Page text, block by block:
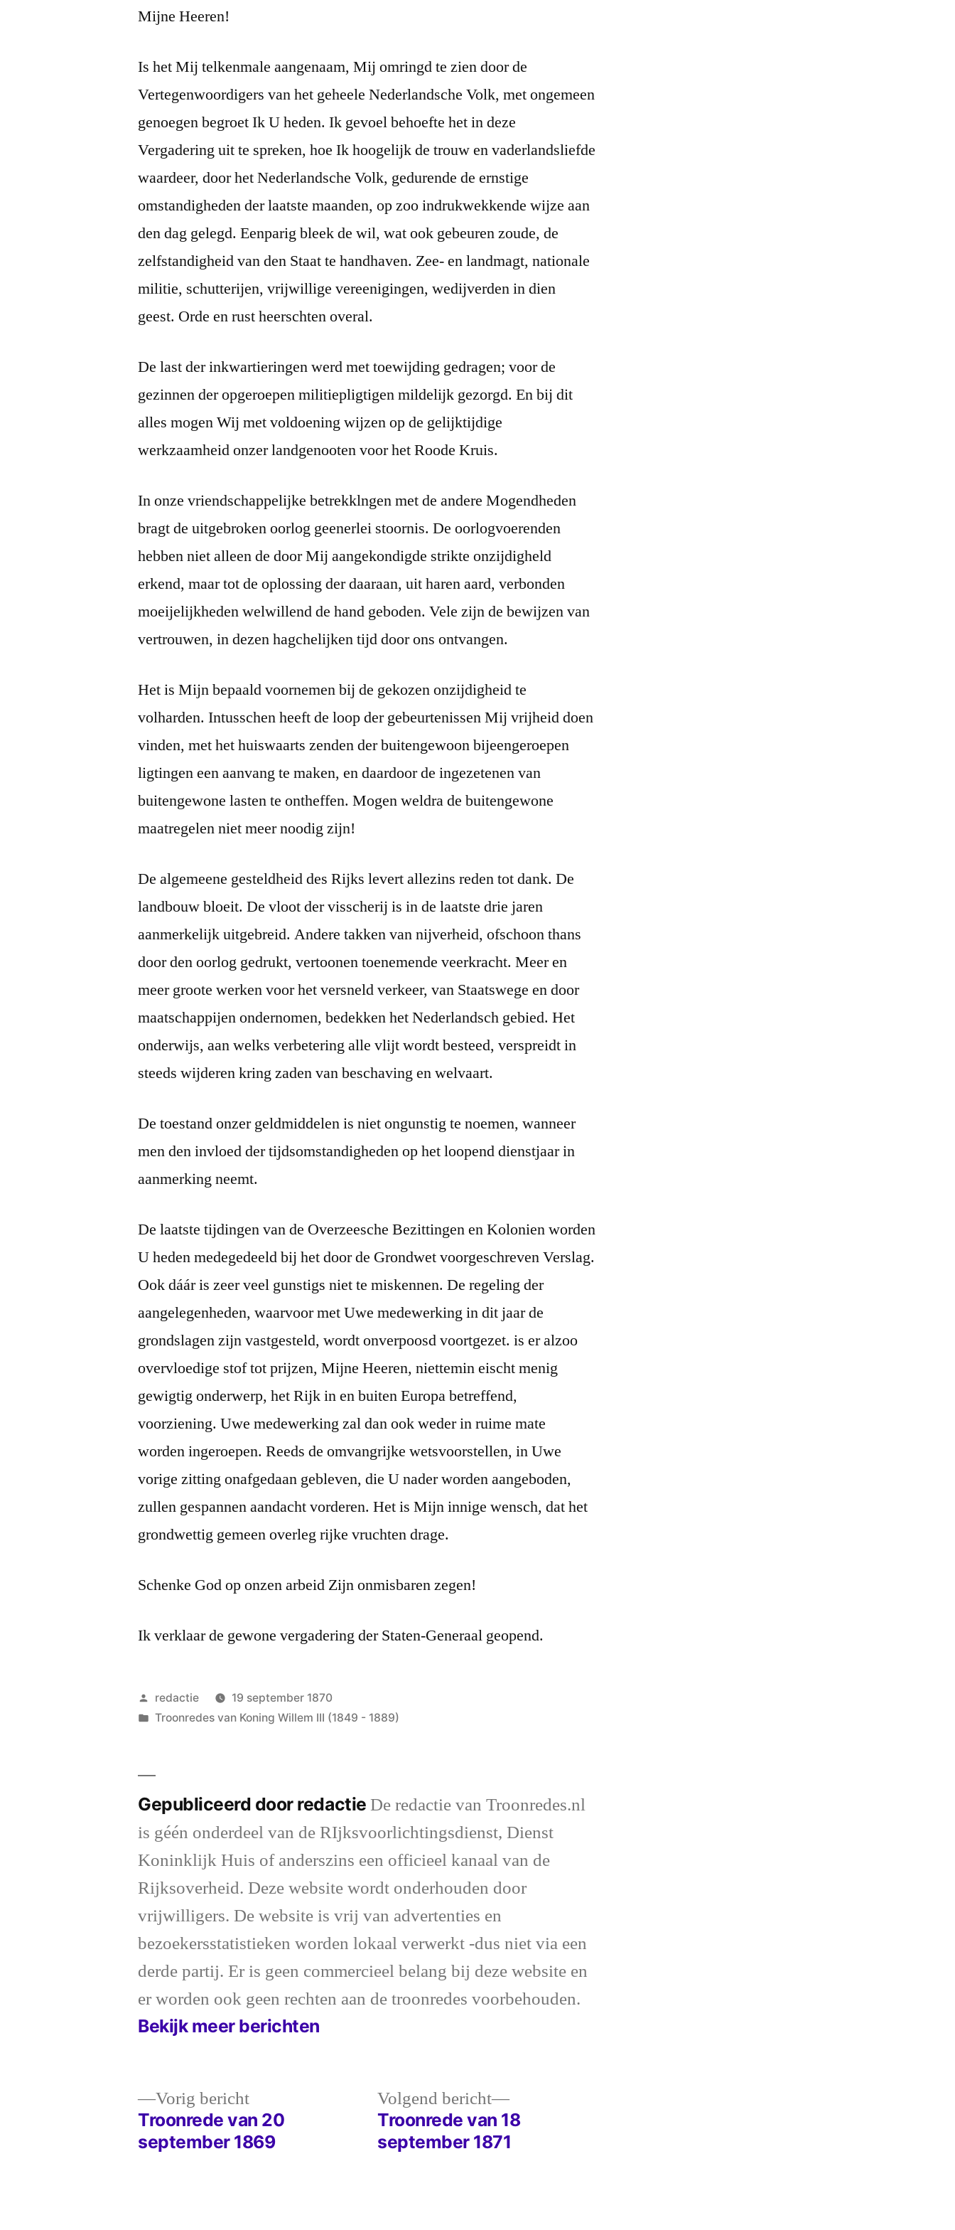
Mijne Heeren!
Is het Mij telkenmale aangenaam, Mij omringd te zien door de
Vertegenwoordigers van het geheele Nederlandsche Volk, met ongemeen
genoegen begroet Ik U heden. Ik gevoel behoefte het in deze
Vergadering uit te spreken, hoe Ik hoogelijk de trouw en vaderlandsliefde
waardeer, door het Nederlandsche Volk, gedurende de ernstige
omstandigheden der laatste maanden, op zoo indrukwekkende wijze aan
den dag gelegd. Eenparig bleek de wil, wat ook gebeuren zoude, de
zelfstandigheid van den Staat te handhaven. Zee- en landmagt, nationale
militie, schutterijen, vrijwillige vereenigingen, wedijverden in dien
geest. Orde en rust heerschten overal.
De last der inkwartieringen werd met toewijding gedragen; voor de
gezinnen der opgeroepen militiepligtigen mildelijk gezorgd. En bij dit
alles mogen Wij met voldoening wijzen op de gelijktijdige
werkzaamheid onzer landgenooten voor het Roode Kruis.
In onze vriendschappelijke betrekklngen met de andere Mogendheden
bragt de uitgebroken oorlog geenerlei stoornis. De oorlogvoerenden
hebben niet alleen de door Mij aangekondigde strikte onzijdigheld
erkend, maar tot de oplossing der daaraan, uit haren aard, verbonden
moeijelijkheden welwillend de hand geboden. Vele zijn de bewijzen van
vertrouwen, in dezen hagchelijken tijd door ons ontvangen.
Het is Mijn bepaald voornemen bij de gekozen onzijdigheid te
volharden. Intusschen heeft de loop der gebeurtenissen Mij vrijheid doen
vinden, met het huiswaarts zenden der buitengewoon bijeengeroepen
ligtingen een aanvang te maken, en daardoor de ingezetenen van
buitengewone lasten te ontheffen. Mogen weldra de buitengewone
maatregelen niet meer noodig zijn!
De algemeene gesteldheid des Rijks levert allezins reden tot dank. De
landbouw bloeit. De vloot der visscherij is in de laatste drie jaren
aanmerkelijk uitgebreid. Andere takken van nijverheid, ofschoon thans
door den oorlog gedrukt, vertoonen toenemende veerkracht. Meer en
meer groote werken voor het versneld verkeer, van Staatswege en door
maatschappijen ondernomen, bedekken het Nederlandsch gebied. Het
onderwijs, aan welks verbetering alle vlijt wordt besteed, verspreidt in
steeds wijderen kring zaden van beschaving en welvaart.
De toestand onzer geldmiddelen is niet ongunstig te noemen, wanneer
men den invloed der tijdsomstandigheden op het loopend dienstjaar in
aanmerking neemt.
De laatste tijdingen van de Overzeesche Bezittingen en Kolonien worden
U heden medegedeeld bij het door de Grondwet voorgeschreven Verslag.
Ook dáár is zeer veel gunstigs niet te miskennen. De regeling der
aangelegenheden, waarvoor met Uwe medewerking in dit jaar de
grondslagen zijn vastgesteld, wordt onverpoosd voortgezet. is er alzoo
overvloedige stof tot prijzen, Mijne Heeren, niettemin eischt menig
gewigtig onderwerp, het Rijk in en buiten Europa betreffend,
voorziening. Uwe medewerking zal dan ook weder in ruime mate
worden ingeroepen. Reeds de omvangrijke wetsvoorstellen, in Uwe
vorige zitting onafgedaan gebleven, die U nader worden aangeboden,
zullen gespannen aandacht vorderen. Het is Mijn innige wensch, dat het
grondwettig gemeen overleg rijke vruchten drage.
Schenke God op onzen arbeid Zijn onmisbaren zegen!
Ik verklaar de gewone vergadering der Staten-Generaal geopend.
Geplaatst
door
redactie
19 september 1870
Geplaatst
Troonredes van Koning Willem III (1849 - 1889)
Gepubliceerd door redactieDe redactie van Troonredes.nl
is géén onderdeel van de RIjksvoorlichtingsdienst, Dienst
Koninklijk Huis of anderszins een officieel kanaal van de
Rijksoverheid. Deze website wordt onderhouden door
vrijwilligers. De website is vrij van advertenties en
bezoekersstatistieken worden lokaal verwerkt -dus niet via een
derde partij. Er is geen commercieel belang bij deze website en
er worden ook geen rechten aan de troonredes voorbehouden.
Bekijk meer berichten
Vorig berichtVorig
bericht:
Troonrede van 20
september 1869
Volgend bericht
Volgend
bericht:
Troonrede van 18
september 1871